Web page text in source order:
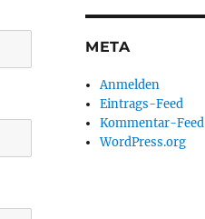
META
Anmelden
Eintrags-Feed
Kommentar-Feed
WordPress.org